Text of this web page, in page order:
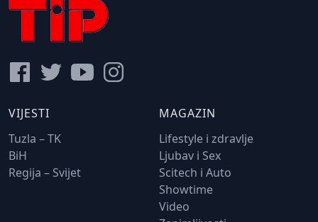
VIJESTI
Tuzla – TK
BiH
Regija – Svijet
MAGAZIN
Lifestyle i zdravlje
Ljubav i Sex
Scitech i Auto
Showtime
Video